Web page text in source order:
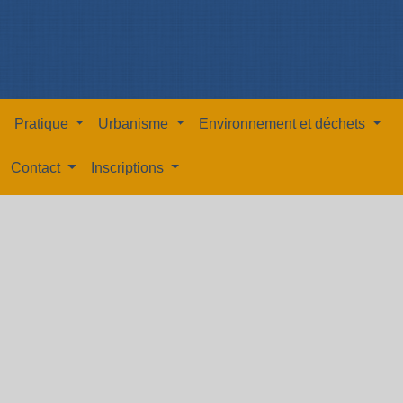
Pratique Urbanisme Environnement et déchets
Contact Inscriptions